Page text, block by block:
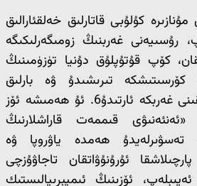
كۇلۇبى قاتارلىق خەلقئارالىق
رۇسىيەنى غەربنىڭ زومىگەرلىكىگە
كۆپ قۇتۇپلۇق دۇنيا تۈزۈمىنىڭ
تىرىشىدۇ ۋە بارلىق
زىددىيەتنىڭ جاۋابكارلىقىنى غەربكە ئارتىدۇ6. ئۇ ھەمىشە ئۆز
«ئەنئەنىۋى قىممەت قاراشلارنىڭ
ھەمدە ياۋروپا ۋە
ئۇرۇنۇۋاتقان تاجاۋۇزچى
ئۆزىنىڭ ئىمپېرىيالىستىك